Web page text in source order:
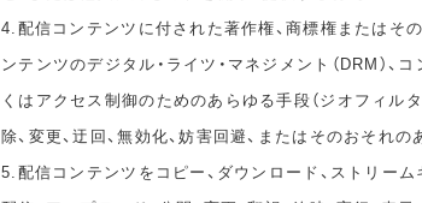
4.配信コンテンツに付された著作権、商標権またはそ
ンテンツのデジタル・ライツ・マネジメント（DRM）、
くはアクセス制御のためのあらゆる手段（ジオフィル
除、変更、迂回、無効化、妨害回避、またはそのおそれ
5.配信コンテンツをコピー、ダウンロード、ストリーム